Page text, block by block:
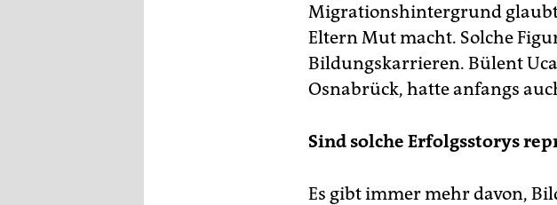
Migrationshintergrund
Eltern Mut macht. Solche
Bildungskarrieren. Bülent
Osnabrück, hatte anfangs
Sind solche Erfolgsstorys
Es gibt immer mehr davon,